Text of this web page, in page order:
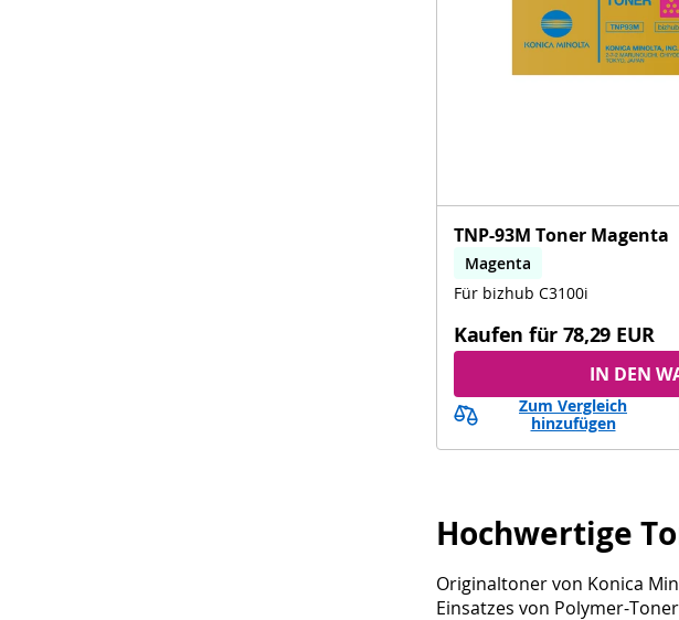
TNP-93M Toner Magenta
Magenta
Für bizhub C3100i
Kaufen für 78,29 EUR
IN DEN
Zum Vergleich
hinzufügen
Hochwertige
Originaltoner von Konica
Einsatzes von Polymer-